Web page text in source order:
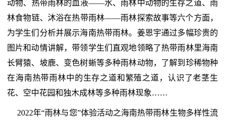
动物、热带雨林的血液——水、雨林中动物的生存之道、雨
林食物链、沐浴在热带雨林——雨林探索故事等六个方面，
为学生们分析并展示海南热带雨林。姜恩宇通过多幅珍贵的
图片和动情讲解，带领学生们直观地领略了热带雨林里海南
长臂猿、坡鹿、变色树蜥等多种雨林动物，了解到珍稀物种
在海南热带雨林中的生存之道和繁殖之道，认识了老茎生
花、空中花园和独木成林等多种雨林现象……
2022年“雨林与您”体验活动之海南热带雨林生物多样性流